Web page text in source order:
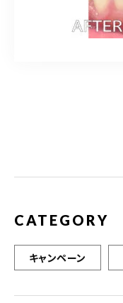
CATEGORY
キャンペーン